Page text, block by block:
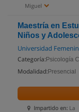
Miguel
Maestría en
Niños y
Universidad
Categoría: Psicología
Modalidad: Presencial
Impartido en: La